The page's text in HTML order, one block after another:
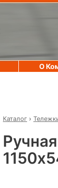
Каталог ›
О